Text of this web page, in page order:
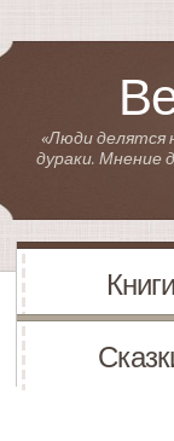
«Люди делятся
дураки. Мнение
Книги